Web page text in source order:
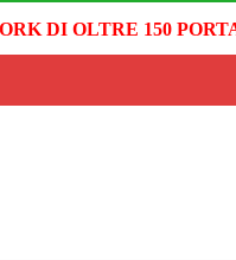
DI OLTRE 150